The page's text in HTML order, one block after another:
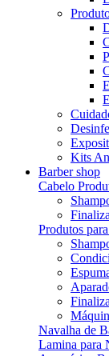
Kits
Barber shop
Cabelo
Produtos
Navalha de
Lamina para